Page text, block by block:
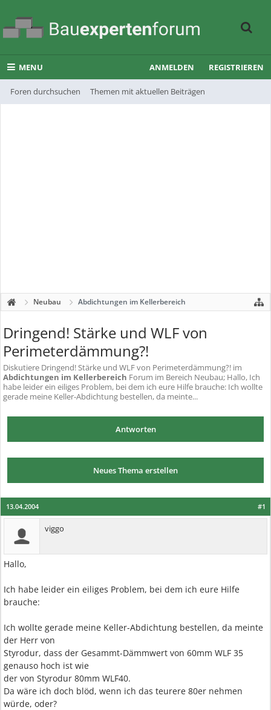
MENU
Foren durchsuchen Themen mit aktuellen Beiträgen
ANMELDEN REGISTRIEREN
Neubau Abdichtungen im Kellerbereich
Dringend! Stärke und WLF von
Perimeterdämmung?!
Diskutiere Dringend! Stärke und WLF von Perimeterdämmung?! im
Abdichtungen im Kellerbereich Forum im Bereich Neubau; Hallo, Ich
habe leider ein eiliges Problem, bei dem ich eure Hilfe brauche: Ich wollte
gerade meine Keller-Abdichtung bestellen, da meinte...
Antworten
Neues Thema erstellen
#1
13.04.2004
viggo
Hallo,
Ich habe leider ein eiliges Problem, bei dem ich eure Hilfe
brauche:
Ich wollte gerade meine Keller-Abdichtung bestellen, da meinte
der Herr von
Styrodur, dass der Gesammt-Dämmwert von 60mm WLF 35
genauso hoch ist wie
der von Styrodur 80mm WLF40.
Da wäre ich doch blöd, wenn ich das teurere 80er nehmen
würde, oder?